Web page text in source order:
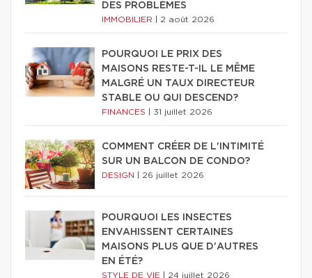
DES PROBLÈMES
IMMOBILIER 2 août 2026
POURQUOI LE PRIX DES
MAISONS RESTE-T-IL LE MÊME
MALGRÉ UN TAUX DIRECTEUR
STABLE OU QUI DESCEND?
FINANCES 31 juillet 2026
COMMENT CRÉER DE L'INTIMITÉ
SUR UN BALCON DE CONDO?
DESIGN 26 juillet 2026
POURQUOI LES INSECTES
ENVAHISSENT CERTAINES
MAISONS PLUS QUE D'AUTRES
EN ÉTÉ?
STYLE DE VIE 24 juillet 2026